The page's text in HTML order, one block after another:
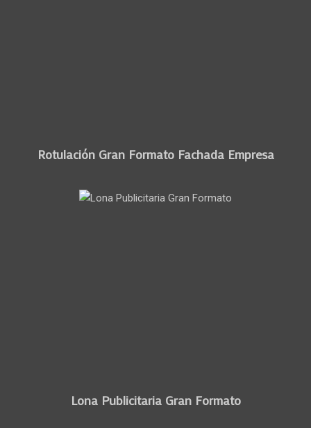
Rotulación Gran Formato Fachada Empresa
Lona Publicitaria Gran Formato